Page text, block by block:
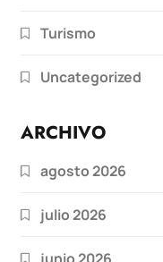
Turismo
Uncategorized
ARCHIVO
agosto 2026
julio 2026